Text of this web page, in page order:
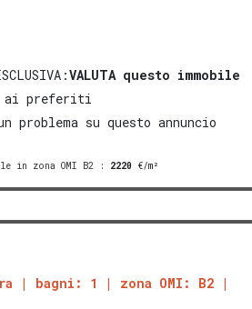
VALUTA questo immobile
ai preferiti
problema su questo annuncio
in zona OMI B2 : 2220 €/m²
bagni: 1 zona OMI: B2